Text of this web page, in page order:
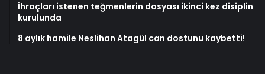
İhraçları istenen teğmenlerin dosyası ikinci kez disiplin
kurulunda
8 aylık hamile Neslihan Atagül can dostunu kaybetti!